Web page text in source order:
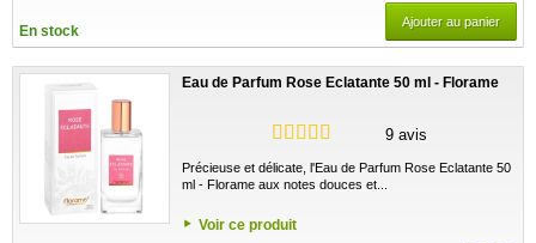
En stock
Ajouter au panier
Eau de Parfum Rose Eclatante 50 ml - Florame
9 avis
Précieuse et délicate, l'Eau de Parfum Rose Eclatante 50
ml - Florame aux notes douces et...
Voir ce produit